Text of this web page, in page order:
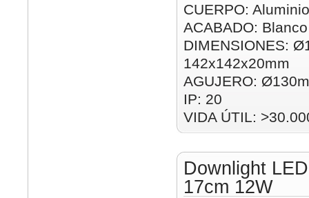
CUERPO: Aluminio
ACABADO: Blanco
DIMENSIONES:
142x142x20mm
AGUJERO:
IP: 20
VIDA ÚTIL:
Downlight
17cm 12W